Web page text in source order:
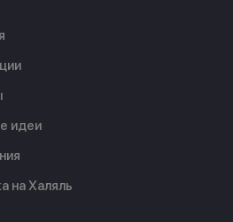
идеи
на Халяль